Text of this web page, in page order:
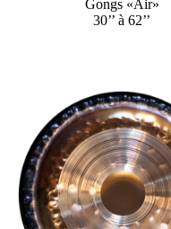
Gongs «Air»
30’’ à 62’’